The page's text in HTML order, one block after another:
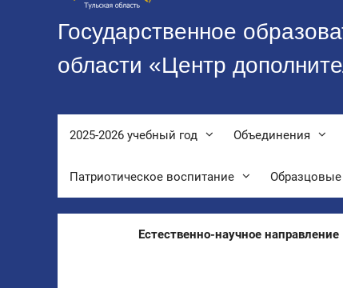
Государственное
области «Центр
2025-2026 учебный год Объединения
Патриотическое воспитание
Естественно-научное направление